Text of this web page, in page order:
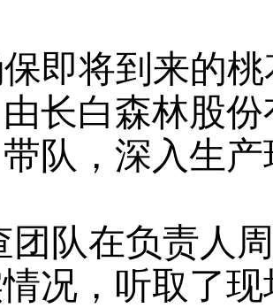
即将到来的
由长白森林股
队，深入生
团队在负责人
况，听取了